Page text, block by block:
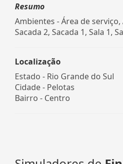
Resumo
Ambientes - Área de
Sacada 2, Sacada 1, Sala 1,
Localização
Estado - Rio Grande do Sul
Cidade - Pelotas
Bairro - Centro